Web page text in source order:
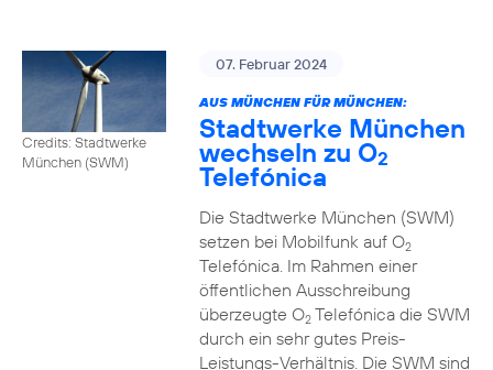
Credits: Stadtwerke
München (SWM)
07. Februar 2024
AUS MÜNCHEN FÜR MÜNCHEN:
Stadtwerke München
wechseln zu O2
Telefónica
Die Stadtwerke München (SWM)
setzen bei Mobilfunk auf O2
Telefónica. Im Rahmen einer
öffentlichen Ausschreibung
überzeugte O2Telefónica die SWM
durch ein sehr gutes Preis-
Leistungs-Verhältnis. Die SWM sind